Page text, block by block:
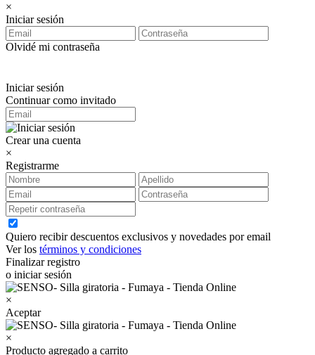
×
Iniciar sesión
Olvidé mi contraseña
Iniciar sesión
Continuar como invitado
Crear una cuenta
×
Registrarme
Quiero recibir descuentos exclusivos y novedades por email
Ver los términos y condiciones
Finalizar registro
o iniciar sesión
×
Aceptar
×
Producto agregado a carrito